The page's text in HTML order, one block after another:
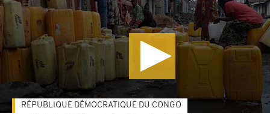
RÉPUBLIQUE DÉMOCRATIQUE DU CONGO